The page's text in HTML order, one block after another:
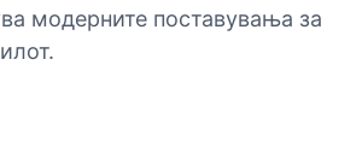
модерните поставувања за